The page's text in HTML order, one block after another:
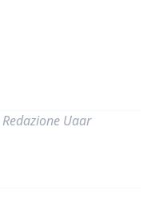
Redazione Uaar